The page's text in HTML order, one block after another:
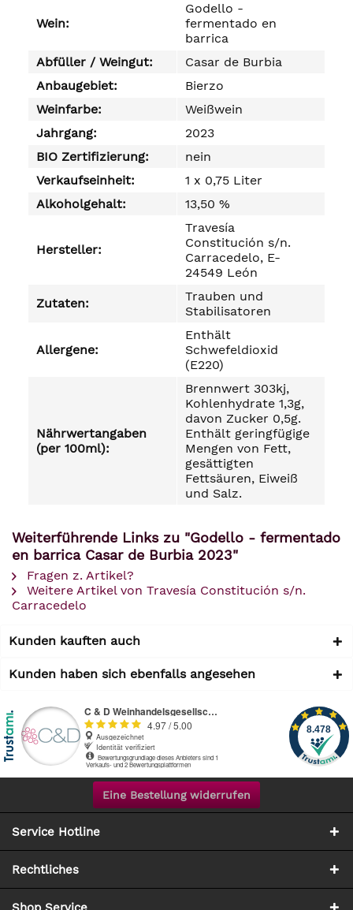
Wein:
Godello -
fermentado en
barrica
Abfüller / Weingut:
Casar de Burbia
Anbaugebiet:
Bierzo
Weinfarbe:
Weißwein
Jahrgang:
2023
BIO Zertifizierung:
nein
Verkaufseinheit:
1 x 0,75 Liter
Alkoholgehalt:
13,50 %
Hersteller:
Travesía
Constitución s/n.
Carracedelo, E-
24549 León
Zutaten:
Trauben und
Stabilisatoren
Allergene:
Enthält
Schwefeldioxid
(E220)
Nährwertangaben
(per 100ml):
Brennwert 303kj,
Kohlenhydrate 1,3g,
davon Zucker 0,5g.
Enthält geringfügige
Mengen von Fett,
gesättigten
Fettsäuren, Eiweiß
und Salz.
Weiterführende Links zu "Godello - fermentado
en barrica Casar de Burbia 2023"
Fragen z. Artikel?
Weitere Artikel von Travesía Constitución s/n.
Carracedelo
Kunden kauften auch
Kunden haben sich ebenfalls angesehen
Eine Bestellung widerrufen
Service Hotline
Rechtliches